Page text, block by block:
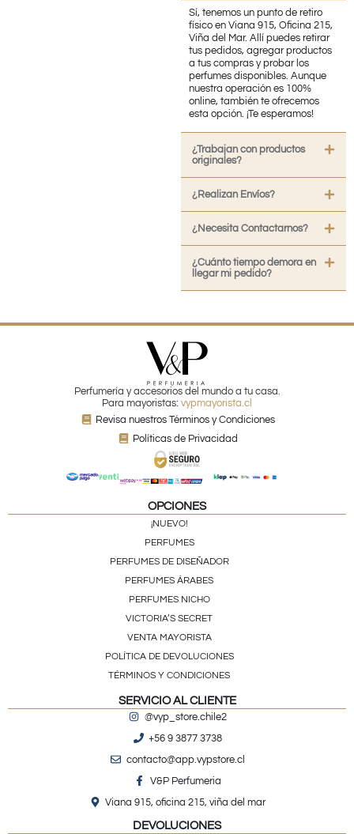
Sí, tenemos un punto de retiro
físico en Viana 915, Oficina 215,
Viña del Mar. Allí puedes retirar
tus pedidos, agregar productos
a tus compras y probar los
perfumes disponibles. Aunque
nuestra operación es 100%
online, también te ofrecemos
esta opción. ¡Te esperamos!
¿Trabajan con productos
originales?
¿Realizan Envíos?
¿Necesita Contactarnos?
¿Cuánto tiempo demora en
llegar mi pedido?
Perfumería y accesorios del mundo a tu casa.
Para mayoristas: vypmayorista.cl
Revisa nuestros Términos y Condiciones
Políticas de Privacidad
OPCIONES
¡NUEVO!
PERFUMES
PERFUMES DE DISEÑADOR
PERFUMES ÁRABES
PERFUMES NICHO
VICTORIA’S SECRET
VENTA MAYORISTA
POLÍTICA DE DEVOLUCIONES
TÉRMINOS Y CONDICIONES
SERVICIO AL CLIENTE
@vyp_store.chile2
+56 9 3877 3738
contacto@app.vypstore.cl
V&P Perfumeria
Viana 915, oficina 215, viña del mar
DEVOLUCIONES